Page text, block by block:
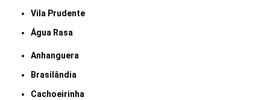
Vila Prudente
Água Rasa
Anhanguera
Brasilândia
Cachoeirinha